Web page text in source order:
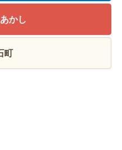
かし
町